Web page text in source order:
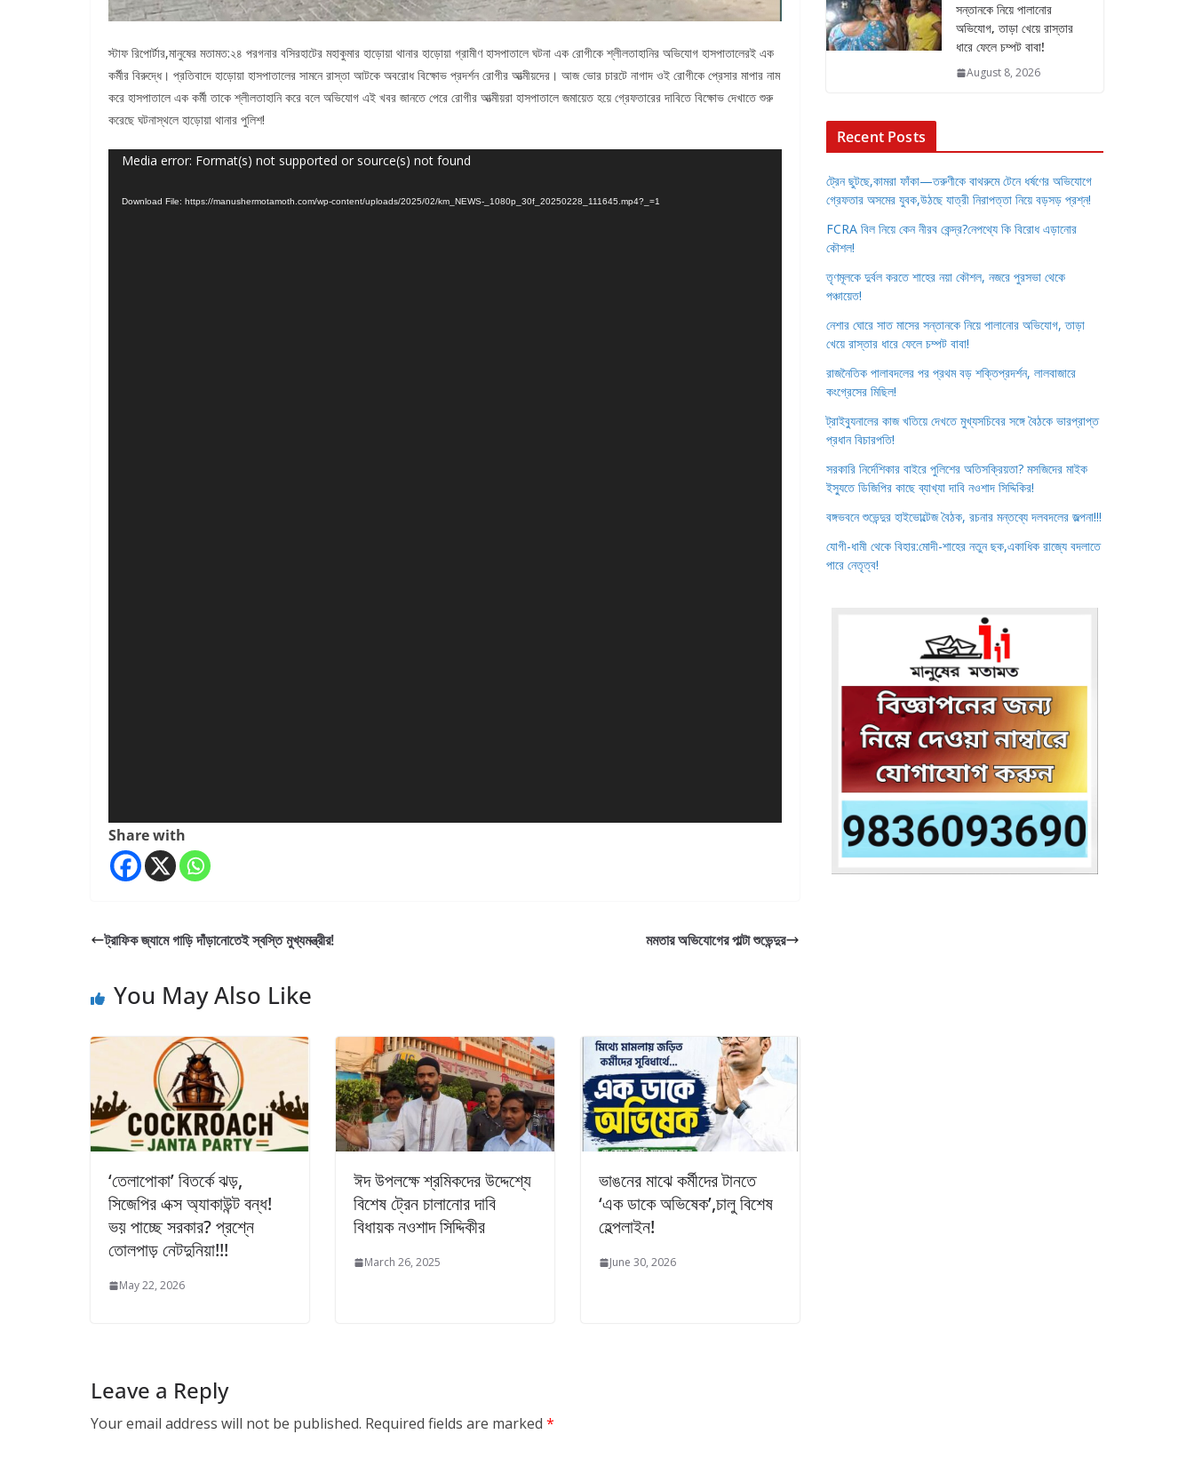
স্টাফ রিপোর্টার,মানুষের মতামত:২৪ পরগনার বসিরহাটের মহাকুমার হাড়োয়া থানার হাড়োয়া গ্রামীণ হাসপাতালে ঘটনা এক রোগীকে শ্লীলতাহানির অভিযোগ হাসপাতালেরই এক
কর্মীর বিরুদ্ধে। প্রতিবাদে হাড়োয়া হাসপাতালের সামনে রাস্তা আটকে অবরোধ বিক্ষোভ প্রদর্শন রোগীর আত্মীয়দের। আজ ভোর চারটে নাগাদ ওই রোগীকে প্রেসার মাপার নাম
করে হাসপাতালে এক কর্মী তাকে শ্লীলতাহানি করে বলে অভিযোগ এই খবর জানতে পেরে রোগীর আত্মীয়রা হাসপাতালে জমায়েত হয়ে গ্রেফতারের দাবিতে বিক্ষোভ দেখাতে শুরু
করেছে ঘটনাস্থলে হাড়োয়া থানার পুলিশ!
Video
Media error: Format(s) not supported or source(s) not found
Download File: https://manushermotamoth.com/wp-content/uploads/2025/02/km_NEWS-_1080p_30f_20250228_111645.mp4?_=1
Share with
ট্রাফিক জ্যামে গাড়ি দাঁড়ানোতেই স্বস্তি মুখ্যমন্ত্রীর! মমতার অভিযোগের পাল্টা শুভেন্দুর
You May Also Like
‘তেলাপোকা’ বিতর্কে ঝড়,
সিজেপির এক্স অ্যাকাউন্ট বন্ধ!
ভয় পাচ্ছে সরকার? প্রশ্নে
তোলপাড় নেটদুনিয়া!!!
May 22, 2026
ঈদ উপলক্ষে শ্রমিকদের উদ্দেশ্যে
বিশেষ ট্রেন চালানোর দাবি
বিধায়ক নওশাদ সিদ্দিকীর
March 26, 2025
ভাঙনের মাঝে কর্মীদের টানতে
‘এক ডাকে অভিষেক’,চালু বিশেষ
হেল্পলাইন!
June 30, 2026
Leave a Reply
Your email address will not be published. Required fields are marked *
সন্তানকে নিয়ে পালানোর
অভিযোগ, তাড়া খেয়ে রাস্তার
ধারে ফেলে চম্পট বাবা!
August 8, 2026
Recent Posts
ট্রেন ছুটছে,কামরা ফাঁকা—তরুণীকে বাথরুমে টেনে ধর্ষণের অভিযোগে
গ্রেফতার অসমের যুবক,উঠছে যাত্রী নিরাপত্তা নিয়ে বড়সড় প্রশ্ন!
FCRA বিল নিয়ে কেন নীরব কেন্দ্র?নেপথ্যে কি বিরোধ এড়ানোর
কৌশল!
তৃণমূলকে দুর্বল করতে শাহের নয়া কৌশল, নজরে পুরসভা থেকে
পঞ্চায়েত!
নেশার ঘোরে সাত মাসের সন্তানকে নিয়ে পালানোর অভিযোগ, তাড়া
খেয়ে রাস্তার ধারে ফেলে চম্পট বাবা!
রাজনৈতিক পালাবদলের পর প্রথম বড় শক্তিপ্রদর্শন, লালবাজারে
কংগ্রেসের মিছিল!
ট্রাইব্যুনালের কাজ খতিয়ে দেখতে মুখ্যসচিবের সঙ্গে বৈঠকে ভারপ্রাপ্ত
প্রধান বিচারপতি!
সরকারি নির্দেশিকার বাইরে পুলিশের অতিসক্রিয়তা? মসজিদের মাইক
ইস্যুতে ডিজিপির কাছে ব্যাখ্যা দাবি নওশাদ সিদ্দিকির!
বঙ্গভবনে শুভেন্দুর হাইভোল্টেজ বৈঠক, রচনার মন্তব্যে দলবদলের জল্পনা!!!
যোগী-ধামী থেকে বিহার:মোদী-শাহের নতুন ছক,একাধিক রাজ্যে বদলাতে
পারে নেতৃত্ব!